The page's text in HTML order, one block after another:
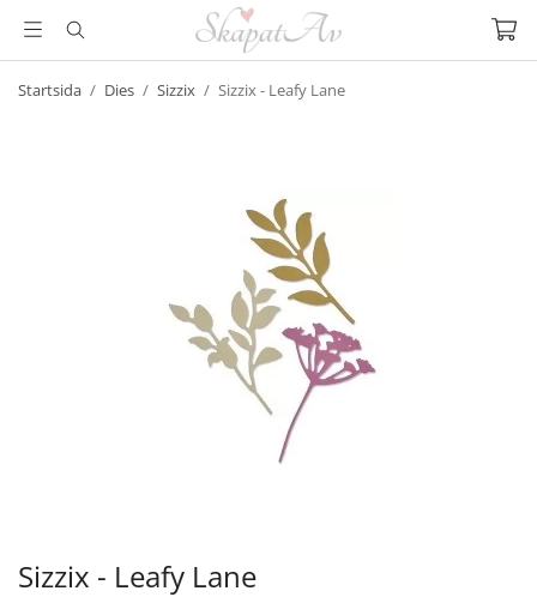
Startsida / Dies / Sizzix / Sizzix - Leafy Lane
Sizzix - Leafy Lane